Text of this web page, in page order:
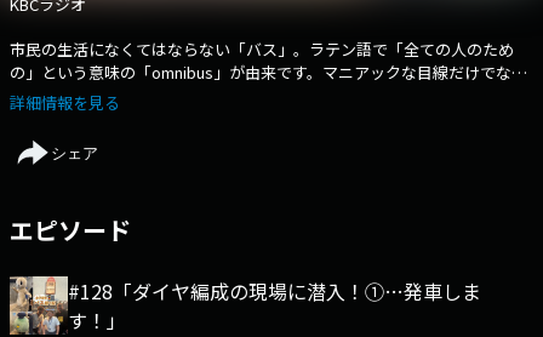
市民の生活になくてはならない「バス」。ラテン語で「全ての人のため
の」という意味の「omnibus」が由来です。マニアックな目線だけでな
く、バス旅の思い出、未来に向けたバス業界の動きなどをご紹介しなが
ら、日本一のバスの町・福岡からバスの魅力を全力で伝えます！
詳細情報を見る
シェア
エピソード
#128「ダイヤ編成の現場に潜入！①…発車しま
す！」